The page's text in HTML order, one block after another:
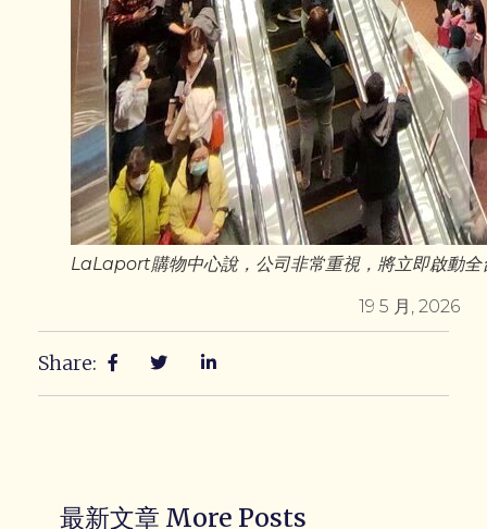
LaLaport購物中心說，公司非常重視，將立即啟動全
19 5 月, 2026
Share:
最新文章 More Posts